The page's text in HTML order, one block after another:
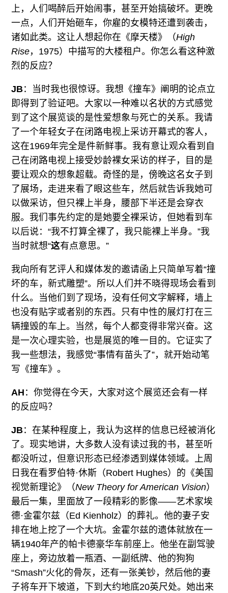
上，人们喝醉后开始闹事，甚至开始搞破坏。更晚
一点，人们开始砸车，你雇的女模特还遭到袭击，
诸如此类。这让人想起你在《摩天楼》（High
Rise，1975）中描写的大楼租户。你怎么看这种激
烈的反应？
JB：当时我也很惊讶。我想《撞车》阐明的论点立
即得到了验证吧。大家以一种难以名状的方式感觉
到了这个展览谈的是性爱想象与死亡的关系。我请
了一个年轻女子在闭路电视上采访开幕式的客人，
这在1969年完全是件新鲜事。我有意让观众看到自
己在闭路电视上接受妙龄裸女采访的样子，目的是
要让观众的想象超载。奇怪的是，傍晚这名女子到
了展场，走进来看了眼这些车，然后就告诉我她可
以做采访，但只裸上半身，腰部下半还是会穿衣
服。我们事先约定的是她要全裸采访，但她看到车
以后说：“我不打算全裸了，我只能裸上半身。”我
当时就想“这有点意思。”
我向所有艺评人和媒体发的邀请函上只简单写着“撞
坏的车，新式雕塑”。所以人们并不晓得现场会看到
什么。当他们到了现场，没有任何文字解释，墙上
也没有贴字或者别的东西。只有中性的展灯打在三
辆撞毁的车上。当然，每个人都变得非常兴奋。这
是一次心理实验，也是展览的唯一目的。它证实了
我一些想法，我感觉“事情有苗头了”，就开始动笔
写《撞车》。
AH ：你觉得在今天，大家对这个展览还会有一样
的反应吗？
JB：在某种程度上，我认为这样的信息已经被消化
了。现实地讲，大多数人没有读过我的书，甚至听
都没听过，但意识形态已经渗透到媒体领域。上周
日我在看罗伯特·休斯（Robert Hughes）的《美国
视觉新理论》（New Theory for American Vision）
最后一集，里面放了一段精彩的影像——艺术家埃
德·金霍尔兹（Ed Kienholz）的葬礼。他的妻子安
排在地上挖了一个大坑。金霍尔兹的遗体就放在一
辆1940年产的帕卡德豪华车前座上。他坐在副驾驶
座上，旁边放着一瓶酒、一副纸牌、他的狗狗
“Smash”火化的骨灰，还有一张美钞，然后他的妻
子将车开下坡道，下到大约地底20英尺处。她出来